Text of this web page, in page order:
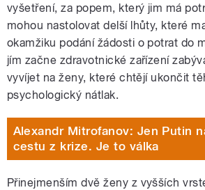
vyšetření, za popem, který jim má
mohou nastolovat delší lhůty, které
okamžiku podání žádosti o potrat do
jím začne zdravotnické zařízení
vyvíjet na ženy, které chtějí ukončit
psychologický nátlak.
Alexandr Mitrofanov: Jen Putin
cestu z krize. Je to válka
Přinejmenším dvě ženy z vyšších